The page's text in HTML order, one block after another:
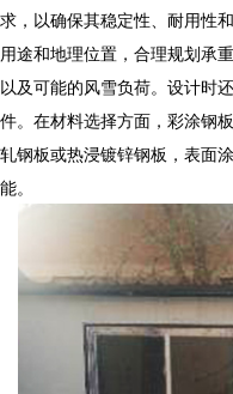
求，以确保其稳定性、耐用性
用途和地理位置，合理规划承
以及可能的风雪负荷。设计时
件。在材料选择方面，彩涂钢
轧钢板或热浸镀锌钢板，表面
能。